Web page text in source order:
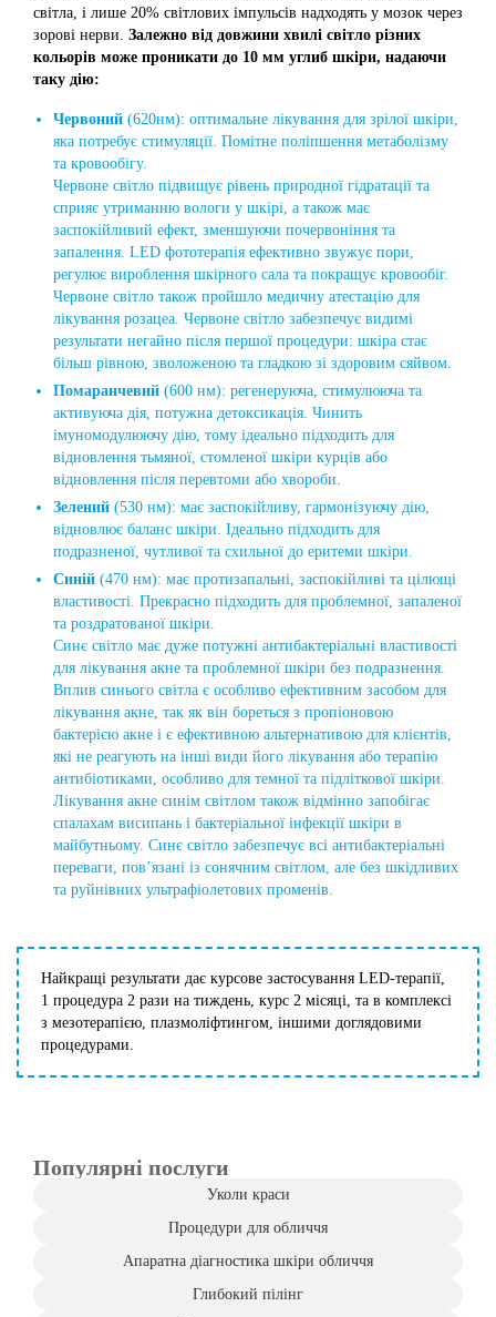
світла, і лише 20% світлових імпульсів надходять у мозок через
зорові нерви. Залежно від довжини хвилі світло різних
кольорів може проникати до 10 мм углиб шкіри, надаючи
таку дію:
Червоний (620нм): оптимальне лікування для зрілої шкіри,
яка потребує стимуляції. Помітне поліпшення метаболізму
та кровообігу.
Червоне світло підвищує рівень природної гідратації та
сприяє утриманню вологи у шкірі, а також має
заспокійливий ефект, зменшуючи почервоніння та
запалення. LED фототерапія ефективно звужує пори,
регулює вироблення шкірного сала та покращує кровообіг.
Червоне світло також пройшло медичну атестацію для
лікування розацеа. Червоне світло забезпечує видимі
результати негайно після першої процедури: шкіра стає
більш рівною, зволоженою та гладкою зі здоровим сяйвом.
Помаранчевий (600 нм): регенеруюча, стимулююча та
активуюча дія, потужна детоксикація. Чинить
імуномодулюючу дію, тому ідеально підходить для
відновлення тьмяної, стомленої шкіри курців або
відновлення після перевтоми або хвороби.
Зелений (530 нм): має заспокійливу, гармонізуючу дію,
відновлює баланс шкіри. Ідеально підходить для
подразненої, чутливої ​​та схильної до еритеми шкіри.
Синій (470 нм): має протизапальні, заспокійливі та цілющі
властивості. Прекрасно підходить для проблемної, запаленої
та роздратованої шкіри.
Синє світло має дуже потужні антибактеріальні властивості
для лікування акне та проблемної шкіри без подразнення.
Вплив синього світла є особливо ефективним засобом для
лікування акне, так як він бореться з пропіоновою
бактерією акне і є ефективною альтернативою для клієнтів,
які не реагують на інші види його лікування або терапію
антибіотиками, особливо для темної та підліткової шкіри.
Лікування акне синім світлом також відмінно запобігає
спалахам висипань і бактеріальної інфекції шкіри в
майбутньому. Синє світло забезпечує всі антибактеріальні
переваги, пов’язані із сонячним світлом, але без шкідливих
та руйнівних ультрафіолетових променів.
Найкращі результати дає курсове застосування LED-терапії,
1 процедура 2 рази на тиждень, курс 2 місяці, та в комплексі
з мезотерапією, плазмоліфтингом, іншими доглядовими
процедурами.
Популярні послуги
Уколи краси
Процедури для обличчя
Апаратна діагностика шкіри обличчя
Глибокий пілінг